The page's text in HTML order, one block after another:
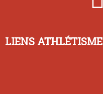
LIENS ATHLÉTISME